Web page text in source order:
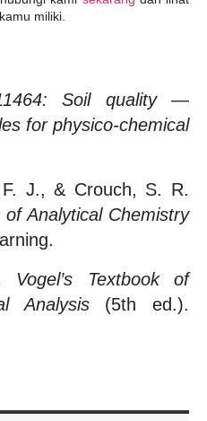
miliki.
Soil quality —
for physico-chemical
J., & Crouch, S. R.
of Analytical Chemistry
Vogel’s Textbook of
Analysis(5th ed.).